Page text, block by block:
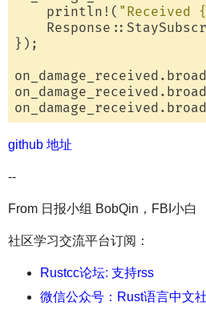
    println!(
"Received
});
github 地址
--
From 日报小组 BobQin，FBI小白
社区学习交流平台订阅：
Rustcc论坛: 支持rss
微信公众号：Rust语言中文